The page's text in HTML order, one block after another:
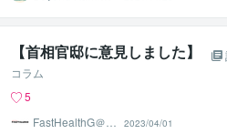
【首相官邸に意見しました】
コラム
5
FastHealthG＠食
2023/04/01